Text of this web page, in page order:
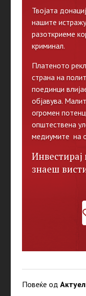
Твојата
нашите
разоткриеме
криминал.
Платеното
страна на
поединци
објавува.
огромен
општествена
медиумите на
Инвестирај
знаеш
Повеќе од